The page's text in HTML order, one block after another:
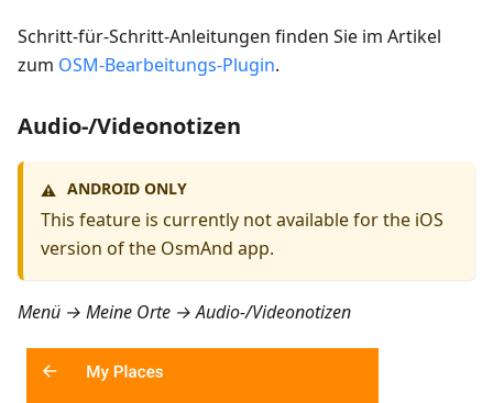
Schritt-für-Schritt-Anleitungen finden Sie im Artikel
zum OSM-Bearbeitungs-Plugin.
Audio-/Videonotizen
⚠️ ANDROID ONLY
This feature is currently not available for the iOS
version of the OsmAnd app.
Menü → Meine Orte → Audio-/Videonotizen